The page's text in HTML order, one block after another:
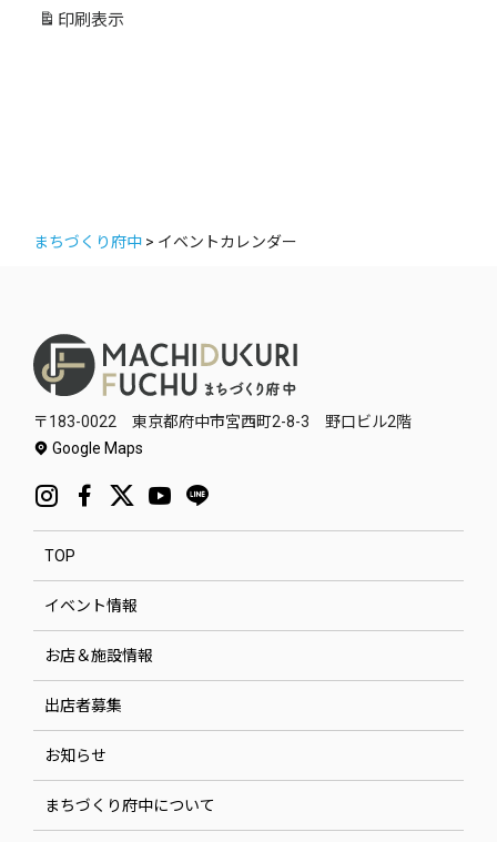
リ
印刷 表示
まちづくり府中 > イベントカレンダー
〒183-0022 東京都府中市宮西町2-8-3 野口ビル2階
Google Maps
TOP
イベント情報
お店＆施設情報
出店者募集
お知らせ
まちづくり府中について